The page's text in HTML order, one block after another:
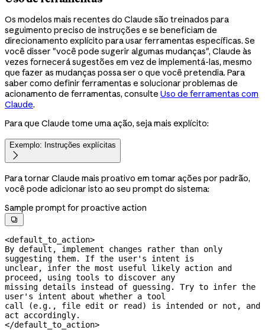
Os modelos mais recentes do Claude são treinados para
seguimento preciso de instruções e se beneficiam de
direcionamento explícito para usar ferramentas específicas. Se
você disser "você pode sugerir algumas mudanças", Claude às
vezes fornecerá sugestões em vez de implementá-las, mesmo
que fazer as mudanças possa ser o que você pretendia. Para
saber como definir ferramentas e solucionar problemas de
acionamento de ferramentas, consulte Uso de ferramentas com
Claude.
Para que Claude tome uma ação, seja mais explícito:
Exemplo: Instruções explícitas

Para tornar Claude mais proativo em tomar ações por padrão,
você pode adicionar isto ao seu prompt do sistema:
Sample prompt for proactive action

<default_to_action>
By default, implement changes rather than only
suggesting them. If the user's intent is
unclear, infer the most useful likely action and
proceed, using tools to discover any
missing details instead of guessing. Try to infer the
user's intent about whether a tool
call (e.g., file edit or read) is intended or not, and
act accordingly.
</default_to_action>